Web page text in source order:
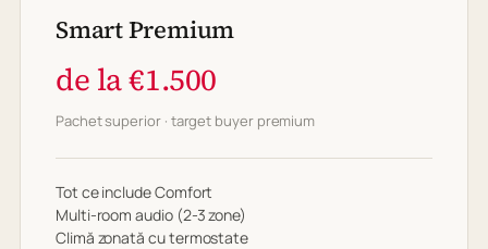
Smart Premium
de la €1.500
Pachet superior · target buyer premium
Tot ce include Comfort
Multi-room audio (2-3 zone)
Climă zonată cu termostate